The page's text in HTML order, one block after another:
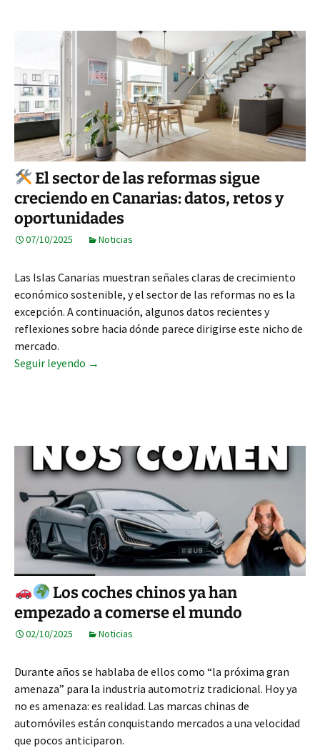
El sector de las reformas sigue
creciendo en Canarias: datos, retos y
oportunidades
07/10/2025 Noticias
Las Islas Canarias muestran señales claras de crecimiento
económico sostenible, y el sector de las reformas no es la
excepción. A continuación, algunos datos recientes y
reflexiones sobre hacia dónde parece dirigirse este nicho de
mercado.
Seguir leyendo El sector de las reformas sigue creciendo en
→
Los coches chinos ya han
empezado a comerse el mundo
02/10/2025 Noticias
Durante años se hablaba de ellos como “la próxima gran
amenaza” para la industria automotriz tradicional. Hoy ya
no es amenaza: es realidad. Las marcas chinas de
automóviles están conquistando mercados a una velocidad
que pocos anticiparon.